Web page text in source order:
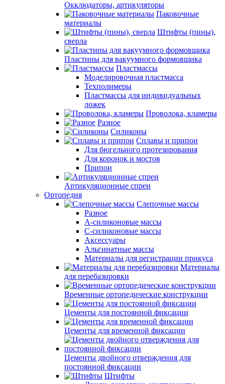
Окклюдаторы, артикуляторы
Паковочные
материалы
Штифты (пины),
сверла
Пластины для вакуумного формовщика
Пластмассы
Моделировочная пластмасса
Техполимеры
Пластмассы для индивидуальных
ложек
Проволока, кламеры
Разное
Силиконы
Сплавы и припои
Для бюгельного протезирования
Для коронок и мостов
Припои
Артикуляционные спреи
Ортопедия
Слепочные массы
Разное
А-силиконовые массы
С-силиконовые массы
Аксессуары
Альгинатные массы
Материалы для регистрации прикуса
Материалы
для перебазировки
Временные ортопедические конструкции
Цементы для постоянной фиксации
Цементы для временной фиксации
Цементы двойного отверждения для
постоянной фиксации
Штифты